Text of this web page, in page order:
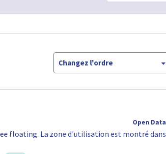
Changez l'ordre
Open Data
floating. La zone d'utilisation est montré dans